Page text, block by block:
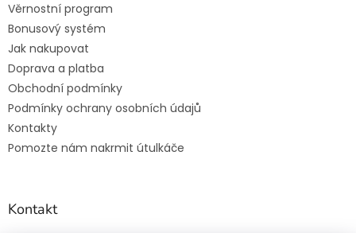
Věrnostní program
Bonusový systém
Jak nakupovat
Doprava a platba
Obchodní podmínky
Podmínky ochrany osobních údajů
Kontakty
Pomozte nám nakrmit útulkáče
Kontakt